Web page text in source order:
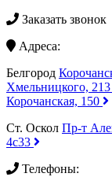
Заказать звонок
Адреса:
Белгород
Хмельницкого, 213
Корочанская, 150
Ст. Оскол Пр-т
4с33
Телефоны: